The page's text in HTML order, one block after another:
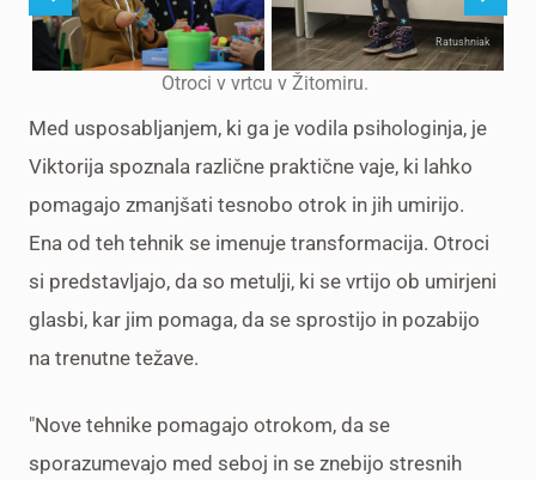
Ratushniak
Otroci v vrtcu v Žitomiru.
Med usposabljanjem, ki ga je vodila psihologinja, je
Viktorija spoznala različne praktične vaje, ki lahko
pomagajo zmanjšati tesnobo otrok in jih umirijo.
Ena od teh tehnik se imenuje transformacija. Otroci
si predstavljajo, da so metulji, ki se vrtijo ob umirjeni
glasbi, kar jim pomaga, da se sprostijo in pozabijo
na trenutne težave.
"Nove tehnike pomagajo otrokom, da se
sporazumevajo med seboj in se znebijo stresnih